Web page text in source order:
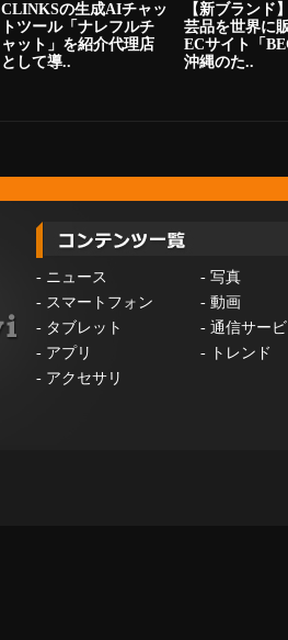
CLINKSの生成AIチャッ
トツール「ナレフルチ
ャット」を紹介代理店
として導..
【新ブランド
芸品を世界に
ECサイト「
沖縄のた..
- ニュース - 写真
- スマートフォン - 動画
- タブレット - 通信サー
- アプリ -
トレンド
- アクセサリ